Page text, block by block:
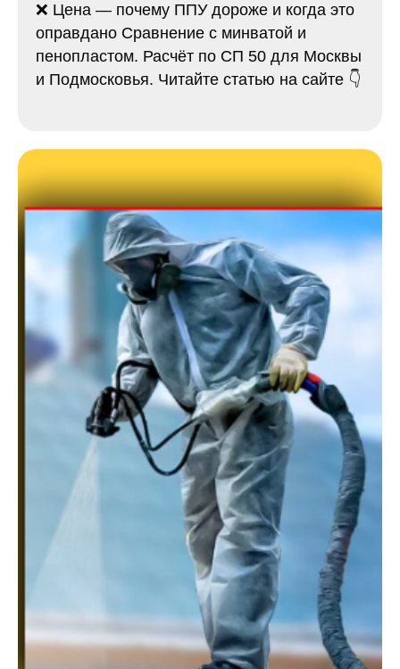
❌ Цена — почему ППУ дороже и когда это
оправдано Сравнение с минватой и
пенопластом. Расчёт по СП 50 для Москвы
и Подмосковья. Читайте статью на сайте 👇